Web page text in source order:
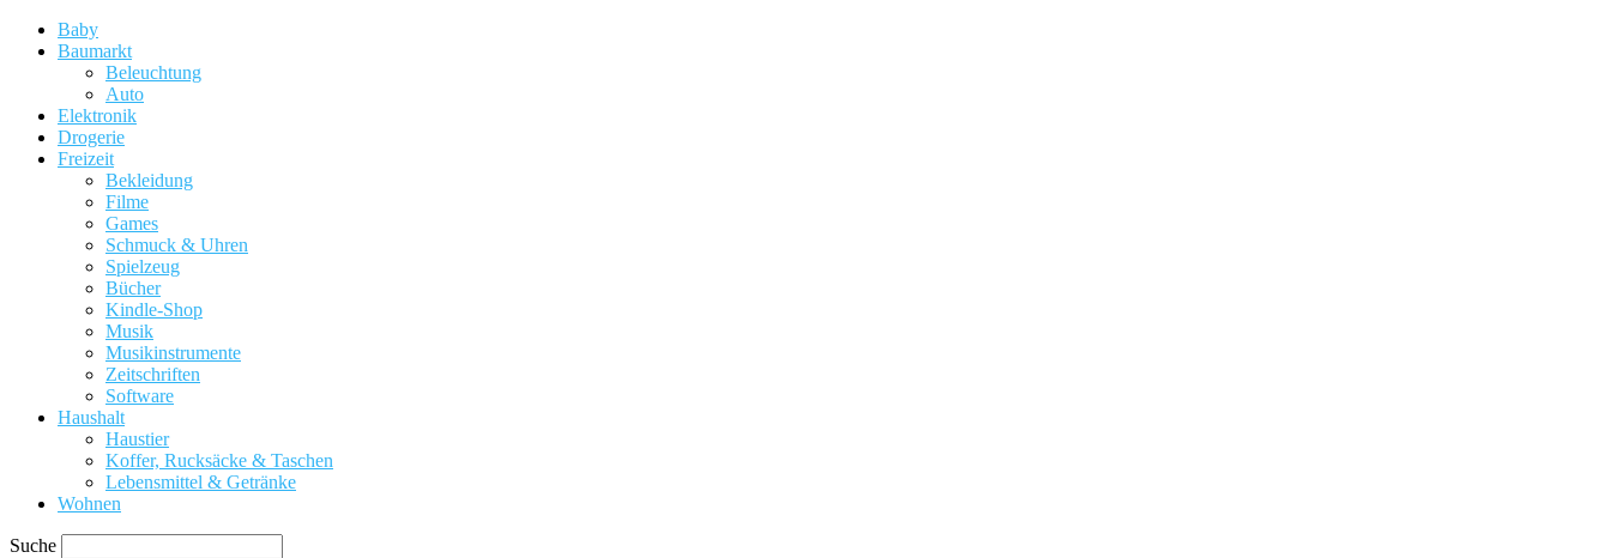
Baby
Baumarkt
Beleuchtung
Auto
Elektronik
Drogerie
Freizeit
Bekleidung
Filme
Games
Schmuck & Uhren
Spielzeug
Bücher
Kindle-Shop
Musik
Musikinstrumente
Zeitschriften
Software
Haushalt
Haustier
Koffer, Rucksäcke & Taschen
Lebensmittel & Getränke
Wohnen
Suche